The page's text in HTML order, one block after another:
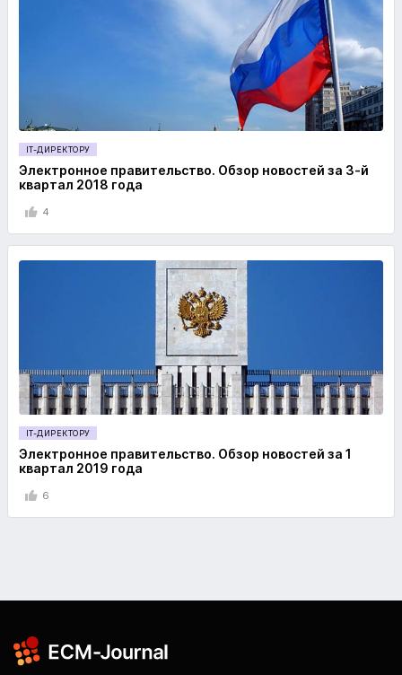
IT-ДИРЕКТОРУ
Электронное правительство. Обзор новостей за 3-й
квартал 2018 года
4
IT-ДИРЕКТОРУ
Электронное правительство. Обзор новостей за 1
квартал 2019 года
6